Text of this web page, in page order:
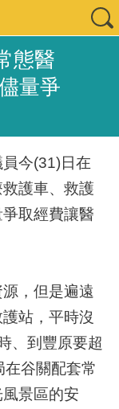
態醫
量爭
今(31)日在
護車、救護
取經費讓醫
，但是遍遠
站，平時沒
、到豐原要超
谷關配套常
景區的安